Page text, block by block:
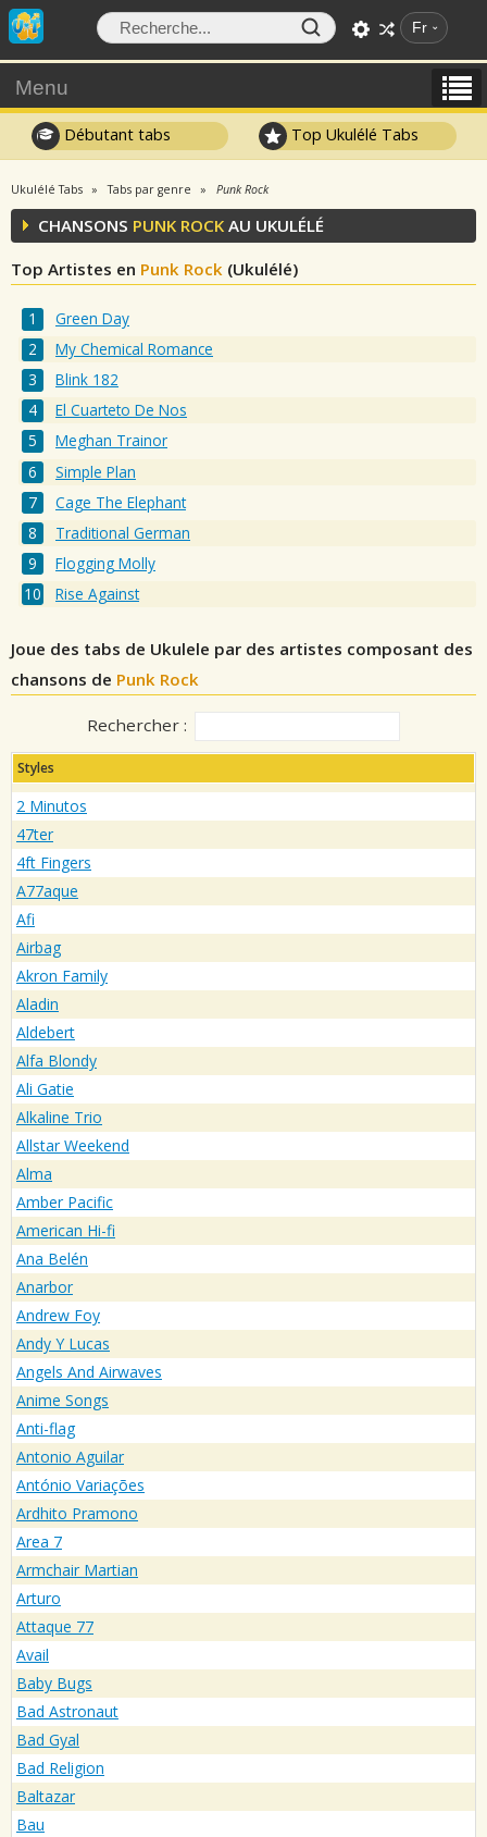
Fr
Menu
Débutant tabs Top Ukulélé Tabs
Ukulélé Tabs Tabs par genre Punk Rock
CHANSONS PUNK ROCK AU UKULÉLÉ
Top Artistes en Punk Rock (Ukulélé)
Green Day
My Chemical Romance
Blink 182
El Cuarteto De Nos
Meghan Trainor
Simple Plan
Cage The Elephant
Traditional German
Flogging Molly
Rise Against
Joue des tabs de Ukulele par des artistes composant des
chansons de Punk Rock
Rechercher :
Styles
2 Minutos
47ter
4ft Fingers
A77aque
Afi
Airbag
Akron Family
Aladin
Aldebert
Alfa Blondy
Ali Gatie
Alkaline Trio
Allstar Weekend
Alma
Amber Pacific
American Hi-fi
Ana Belén
Anarbor
Andrew Foy
Andy Y Lucas
Angels And Airwaves
Anime Songs
Anti-flag
Antonio Aguilar
António Variações
Ardhito Pramono
Area 7
Armchair Martian
Arturo
Attaque 77
Avail
Baby Bugs
Bad Astronaut
Bad Gyal
Bad Religion
Baltazar
Bau